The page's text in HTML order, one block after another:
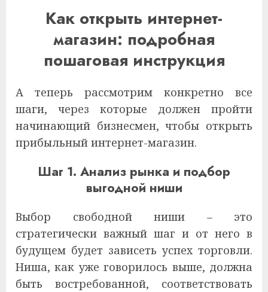
Как открыть интернет-
магазин: подробная
пошаговая инструкция
А теперь рассмотрим конкретно все
шаги, через которые должен пройти
начинающий бизнесмен, чтобы открыть
прибыльный интернет-магазин.
Шаг 1. Анализ рынка и подбор
выгодной ниши
Выбор свободной ниши – это
стратегически важный шаг и от него в
будущем будет зависеть успех торговли.
Ниша, как уже говорилось выше, должна
быть востребованной, соответствовать